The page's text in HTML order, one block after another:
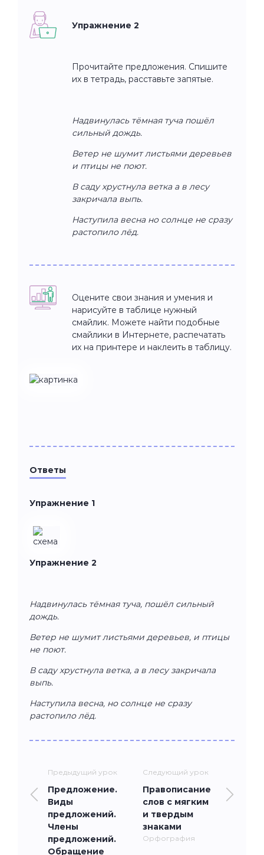
Упражнение 2
Прочитайте предложения. Спишите
их в тетрадь, расставьте запятые.
Надвинулась тёмная туча пошёл
сильный дождь.
Ветер не шумит листьями деревьев
и птицы не поют.
В саду хрустнула ветка а в лесу
закричала выпь.
Наступила весна но солнце не сразу
растопило лёд.
Оцените свои знания и умения и
нарисуйте в таблице нужный
смайлик. Можете найти подобные
смайлики в Интернете, распечатать
их на принтере и наклеить в таблицу.
Ответы
Упражнение 1
Упражнение 2
Надвинулась тёмная туча, пошёл сильный
дождь.
Ветер не шумит листьями деревьев, и птицы
не поют.
В саду хрустнула ветка, а в лесу закричала
выпь.
Наступила весна, но солнце не сразу
растопило лёд.
Предыдущий урок
Предложение.
Виды
предложений.
Члены
предложений.
Обращение
Следующий урок
Правописание
слов с мягким
и твердым
знаками
Орфография